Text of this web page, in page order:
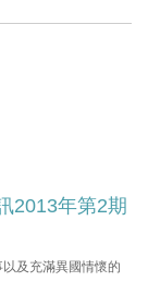
2013年第2期
及充滿異國情懷的